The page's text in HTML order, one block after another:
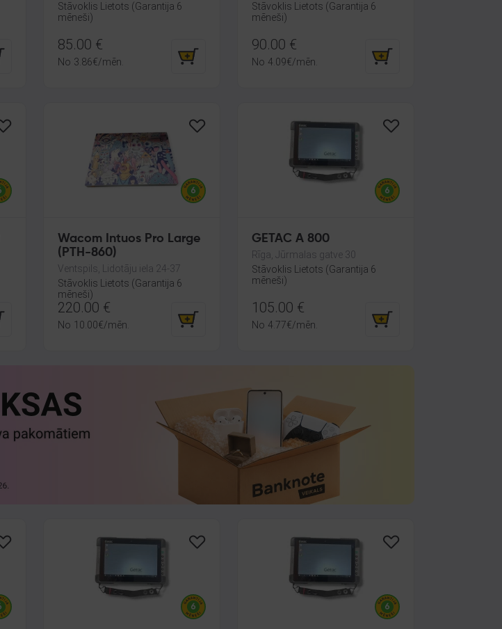
Stāvoklis Lietots (Garantija 6
mēneši)
85.00 €
No 3.86€/mēn.
Stāvoklis Lietots (Garantija 6
mēneši)
90.00 €
No 4.09€/mēn.
Wacom Intuos Pro Large
(PTH-860)
Ventspils, Lidotāju iela 24-37
Stāvoklis Lietots (Garantija 6
mēneši)
220.00 €
No 10.00€/mēn.
GETAC A 800
Rīga, Jūrmalas gatve 30
Stāvoklis Lietots (Garantija 6
mēneši)
105.00 €
No 4.77€/mēn.